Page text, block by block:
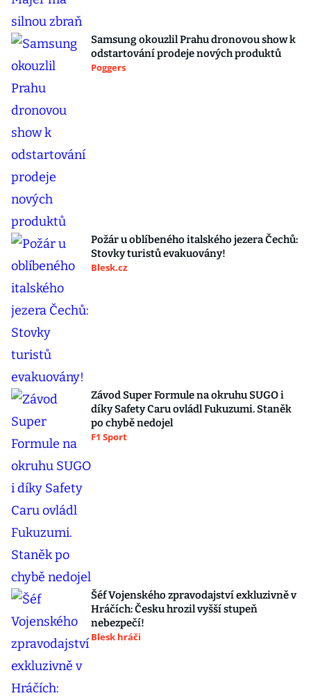
Samsung okouzlil Prahu dronovou show k
odstartování prodeje nových produktů
Poggers
Požár u oblíbeného italského jezera Čechů:
Stovky turistů evakuovány!
Blesk.cz
Závod Super Formule na okruhu SUGO i
díky Safety Caru ovládl Fukuzumi. Staněk
po chybě nedojel
F1 Sport
Šéf Vojenského zpravodajství exkluzivně v
Hráčích: Česku hrozil vyšší stupeň
nebezpečí!
Blesk hráči